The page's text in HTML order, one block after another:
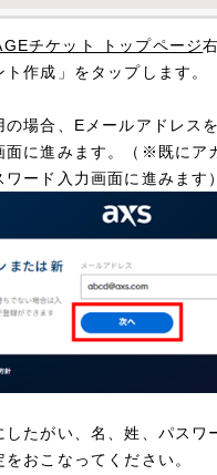
チケット トップページ
作成」をタップします。
の場合、Eメールアドレス
面に進みます。（※既にア
ード入力画面に進みます）
したがい、名、姓、パスワ
おこなってください。